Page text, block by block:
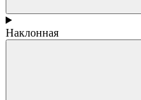
Наклонная